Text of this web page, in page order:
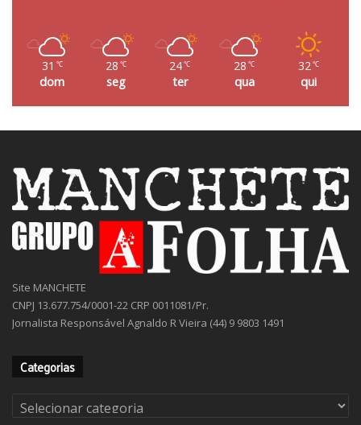
31 ℃
dom
28 ℃
seg
24℃
ter
28 ℃
qua
32℃
qui
Site MANCHETE
CNPJ 13.677.754/0001-22 CRP 0011081/Pr.
Jornalista Responsável Agnaldo R Vieira (44) 9 9803 1491
Categorias
Categorias